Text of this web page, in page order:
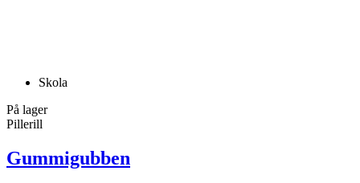
Skola
På lager
Pillerill
Gummigubben